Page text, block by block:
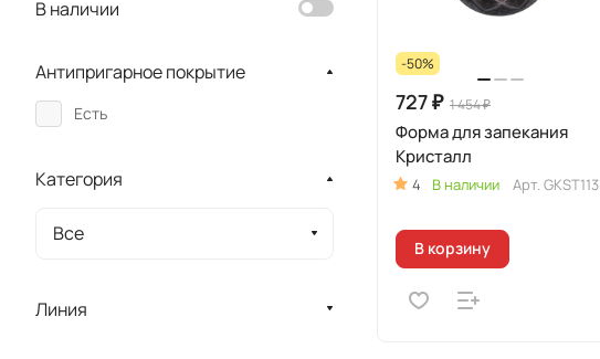
-50%
727 ₽ 1 454 ₽
Форма для запекания
Кристалл
4 В наличии Арт. GKST113
В корзину
В наличии
Антипригарное покрытие
Есть
Категория
Все
Линия